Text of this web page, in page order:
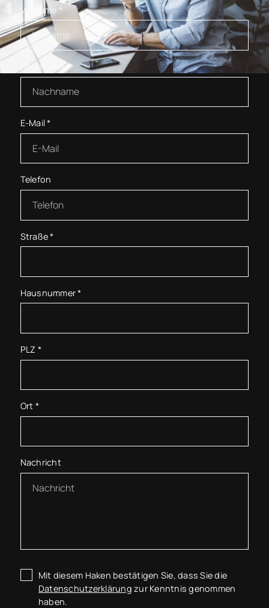
Vorname *
Nachname*
E-Mail*
Telefon
Straße*
Hausnummer*
PLZ *
Ort *
Nachricht
Mit diesem Haken bestätigen Sie, dass Sie die
Datenschutzerklärung zur Kenntnis genommen
haben.